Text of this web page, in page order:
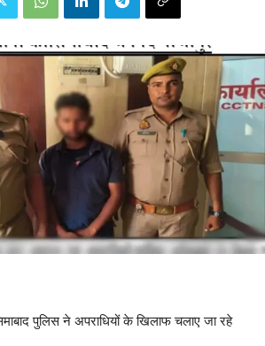
पुलिस ने अपराधियों के खिलाफ चलाए जा रहे